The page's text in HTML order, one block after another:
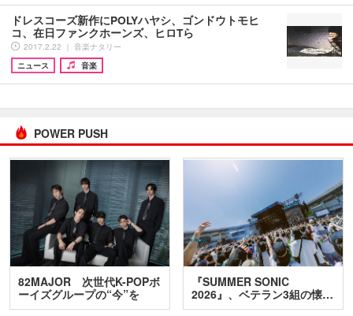
ドレスコーズ新作にPOLYハヤシ、ゴンドウトモヒ
コ、在日ファンクホーンズ、ヒロTら
2017.2.22 ｜ 音楽ナタリー
ニュース
音楽
POWER PUSH
82MAJOR 次世代K-POPボ
ーイズグループの“今”を
訊…
『SUMMER SONIC
2026』、ベテラン3組の懐…